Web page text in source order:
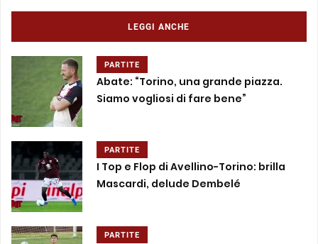
LEGGI ANCHE
PARTITE
Abate: “Torino, una grande piazza.
Siamo vogliosi di fare bene”
PARTITE
I Top e Flop di Avellino-Torino: brilla
Mascardi, delude Dembelé
PARTITE